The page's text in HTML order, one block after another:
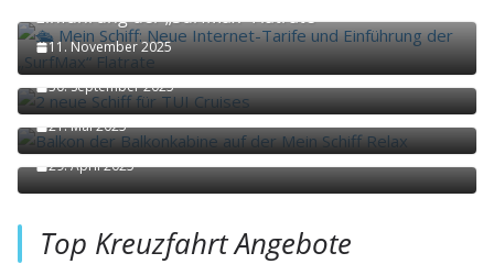
Einführung der „SurfMax“ Flatrate
11. November 2025
2 neue Schiff für TUI Cruises
30. September 2025
Mein Schiff Relax ab Deutschland ab 599€
21. Mai 2025
Kein ETA für Gibraltar notwendig
29. April 2025
Top Kreuzfahrt Angebote